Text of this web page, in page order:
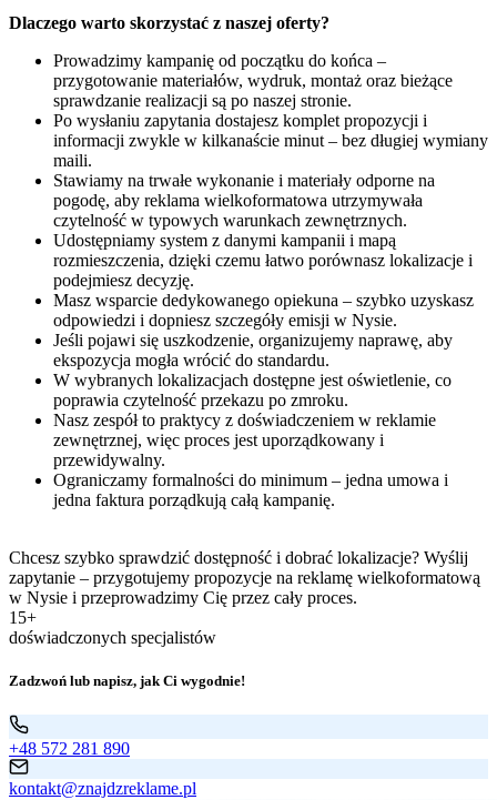
Dlaczego warto skorzystać z naszej oferty?
Prowadzimy kampanię od początku do końca –
przygotowanie materiałów, wydruk, montaż oraz bieżące
sprawdzanie realizacji są po naszej stronie.
Po wysłaniu zapytania dostajesz komplet propozycji i
informacji zwykle w kilkanaście minut – bez długiej wymiany
maili.
Stawiamy na trwałe wykonanie i materiały odporne na
pogodę, aby reklama wielkoformatowa utrzymywała
czytelność w typowych warunkach zewnętrznych.
Udostępniamy system z danymi kampanii i mapą
rozmieszczenia, dzięki czemu łatwo porównasz lokalizacje i
podejmiesz decyzję.
Masz wsparcie dedykowanego opiekuna – szybko uzyskasz
odpowiedzi i dopniesz szczegóły emisji w Nysie.
Jeśli pojawi się uszkodzenie, organizujemy naprawę, aby
ekspozycja mogła wrócić do standardu.
W wybranych lokalizacjach dostępne jest oświetlenie, co
poprawia czytelność przekazu po zmroku.
Nasz zespół to praktycy z doświadczeniem w reklamie
zewnętrznej, więc proces jest uporządkowany i
przewidywalny.
Ograniczamy formalności do minimum – jedna umowa i
jedna faktura porządkują całą kampanię.
Chcesz szybko sprawdzić dostępność i dobrać lokalizacje? Wyślij
zapytanie – przygotujemy propozycje na reklamę wielkoformatową
w Nysie i przeprowadzimy Cię przez cały proces.
15+
doświadczonych specjalistów
Zadzwoń lub napisz, jak Ci wygodnie!
+48 572 281 890
kontakt@znajdzreklame.pl